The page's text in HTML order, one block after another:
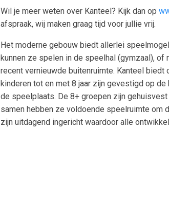
Wil je meer weten over Kanteel? Kijk dan op
afspraak, wij maken graag tijd voor jullie vrij.
Het moderne gebouw biedt allerlei
kunnen ze spelen in de speelhal (gymzaal),
recent vernieuwde buitenruimte. Kanteel biedt
kinderen tot en met 8 jaar zijn gevestigd op
de speelplaats. De 8+ groepen zijn
samen hebben ze voldoende speelruimte om
zijn uitdagend ingericht waardoor alle